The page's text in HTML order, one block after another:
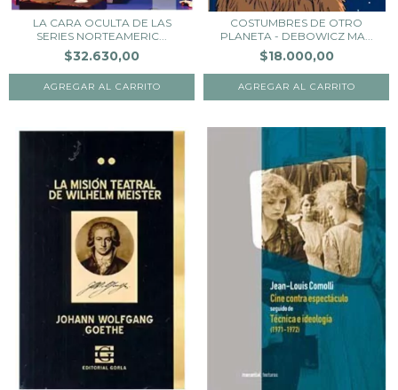
LA CARA OCULTA DE LAS
SERIES NORTEAMERIC...
$32.630,00
COSTUMBRES DE OTRO
PLANETA - DEBOWICZ MA...
$18.000,00